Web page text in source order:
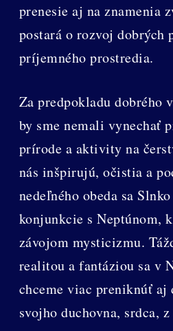
prenesie aj na znamenia
postará o rozvoj dobrých
príjemného prostredia.
Za predpokladu dobrého
by sme nemali vynechať
prírode a aktivity na
nás inšpirujú, očistia a
nedeľného obeda sa
konjunkcie s Neptúnom,
závojom mysticizmu.
realitou a fantáziou sa v
chceme viac preniknúť aj
svojho duchovna, srdca,